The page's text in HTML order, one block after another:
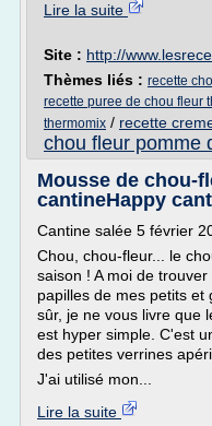
Lire la suite
Site : http://
Thèmes liés : recette
recette puree de chou fleur
thermomix / recette
chou fleur pomme
Mousse de chou-
cantineHappy
Cantine salée 5 février
Chou, chou-fleur... le
saison ! A moi de
papilles de mes petits et
sûr, je ne vous livre que
est hyper simple. C'est
des petites verrines
J'ai utilisé mon...
Lire la suite